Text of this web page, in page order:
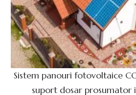
Sistem panouri fotovoltaice
suport dosar prosumator